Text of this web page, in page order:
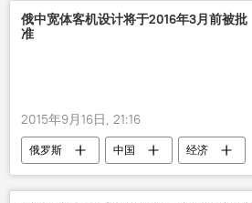
俄中宽体客机设计将于2016年3月前被批
准
2015年9月16日, 21:16
俄罗斯 中国
经济
宽体客机
俄中关系